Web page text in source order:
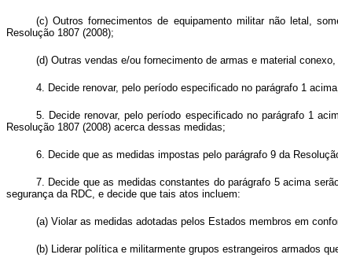
(c) Outros fornecimentos de equipamento militar não letal,
Resolução 1807 (2008);
(d) Outras vendas e/ou fornecimento de armas e material
4. Decide renovar, pelo período especificado no parágrafo 1
5. Decide renovar, pelo período especificado no parágrafo 1
Resolução 1807 (2008) acerca dessas medidas;
6. Decide que as medidas impostas pelo parágrafo 9 da
7. Decide que as medidas constantes do parágrafo 5 acima
segurança da RDC, e decide que tais atos incluem:
(a) Violar as medidas adotadas pelos Estados membros em
(b) Liderar política e militarmente grupos estrangeiros armados